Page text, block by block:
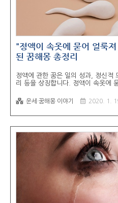
"정액이 속옷에 묻어 얼룩
된 꿈해몽 총정리
정액에 관한 꿈은 일의 성과, 정신적
리 등을 상징합니다. 정액이 속옷에
다. 분비된 정액을 처리하기 곤란하
낭비나 정신적인 피로 등을 가져온
신적 또는 물질적인 소득을 얻거나
올리게 된다. 맑은 물에 사정하여 정
리를 탐구하고 새로운 물질을 발견
반하는 꿈* 꿈속에서 오르가즘에 도
운세·꿈해몽 이야기 2020. 1.